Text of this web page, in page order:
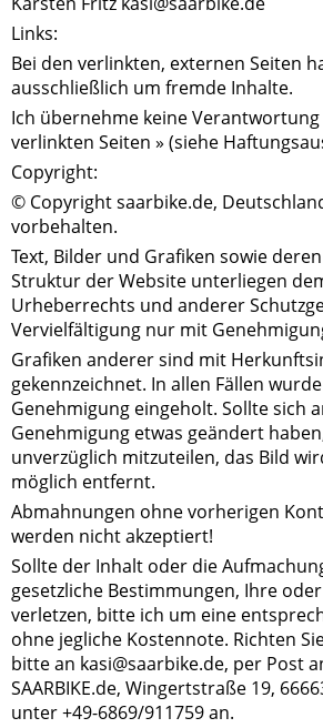
Links:
Bei den verlinkten, externen Seiten
ausschließlich um fremde Inhalte.
Ich übernehme keine
verlinkten Seiten » (siehe
Copyright:
© Copyright saarbike.de,
vorbehalten.
Text, Bilder und Grafiken sowie
Struktur der Website unterliegen
Urheberrechts und anderer
Vervielfältigung nur mit
Grafiken anderer sind mit
gekennzeichnet. In allen Fällen
Genehmigung eingeholt. Sollte sich
Genehmigung etwas geändert
unverzüglich mitzuteilen, das Bild
möglich entfernt.
Abmahnungen ohne vorherigen
werden nicht akzeptiert!
Sollte der Inhalt oder die
gesetzliche Bestimmungen, Ihre
verletzen, bitte ich um eine
ohne jegliche Kostennote. Richten
bitte an kasi@saarbike.de, per Post
SAARBIKE.de, Wingertstraße 19,
unter +49-6869/911759 an.